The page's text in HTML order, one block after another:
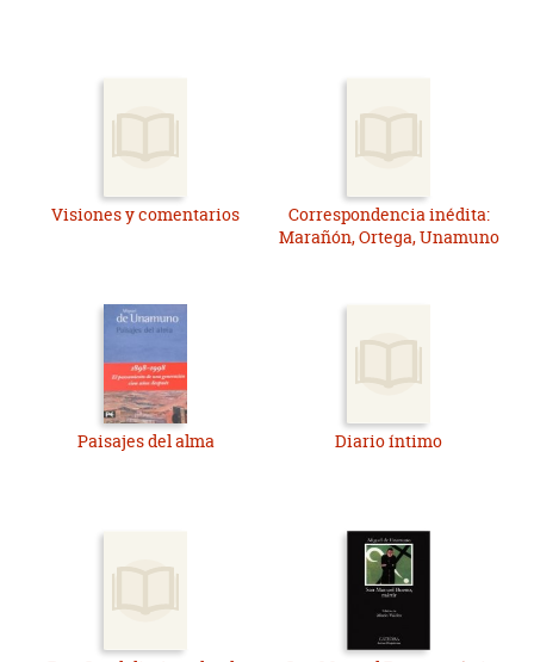
Visiones y comentarios
Correspondencia inédita:
Marañón, Ortega, Unamuno
Paisajes del alma Diario íntimo